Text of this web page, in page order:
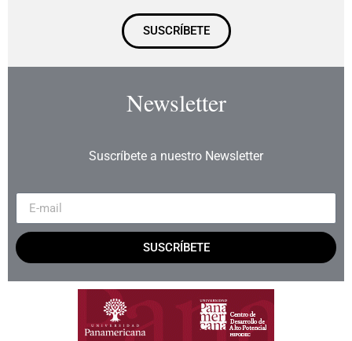
SUSCRÍBETE
Newsletter
Suscríbete a nuestro Newsletter
SUSCRÍBETE